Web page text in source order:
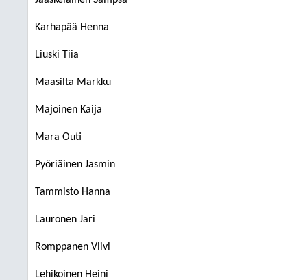
Karhapää Henna
Liuski Tiia
Maasilta Markku
Majoinen Kaija
Mara Outi
Pyöriäinen Jasmin
Tammisto Hanna
Lauronen Jari
Romppanen Viivi
Lehikoinen Heini